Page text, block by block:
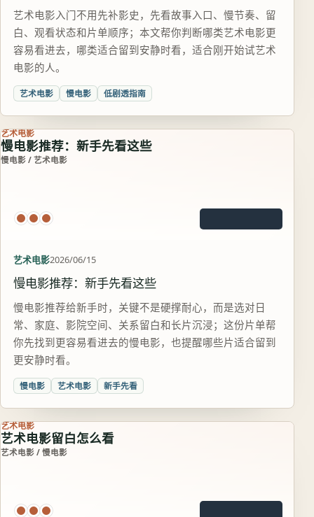
艺术电影入门不用先补影史，先看故事入口、慢节奏、留
白、观看状态和片单顺序；本文帮你判断哪类艺术电影更
容易看进去，哪类适合留到安静时看，适合刚开始试艺术
电影的人。
艺术电影 慢电影 低剧透指南
艺术电影
慢电影推荐：新手先看这些
慢电影 / 艺术电影
艺术电影2026/06/15
慢电影推荐：新手先看这些
慢电影推荐给新手时，关键不是硬撑耐心，而是选对日
常、家庭、影院空间、关系留白和长片沉浸；这份片单帮
你先找到更容易看进去的慢电影，也提醒哪些片适合留到
更安静时看。
慢电影 艺术电影 新手先看
艺术电影
艺术电影留白怎么看
艺术电影 / 慢电影